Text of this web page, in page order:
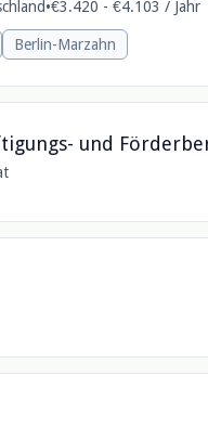
•€3.420 - €4.103 / Jahr
Berlin-Marzahn
und